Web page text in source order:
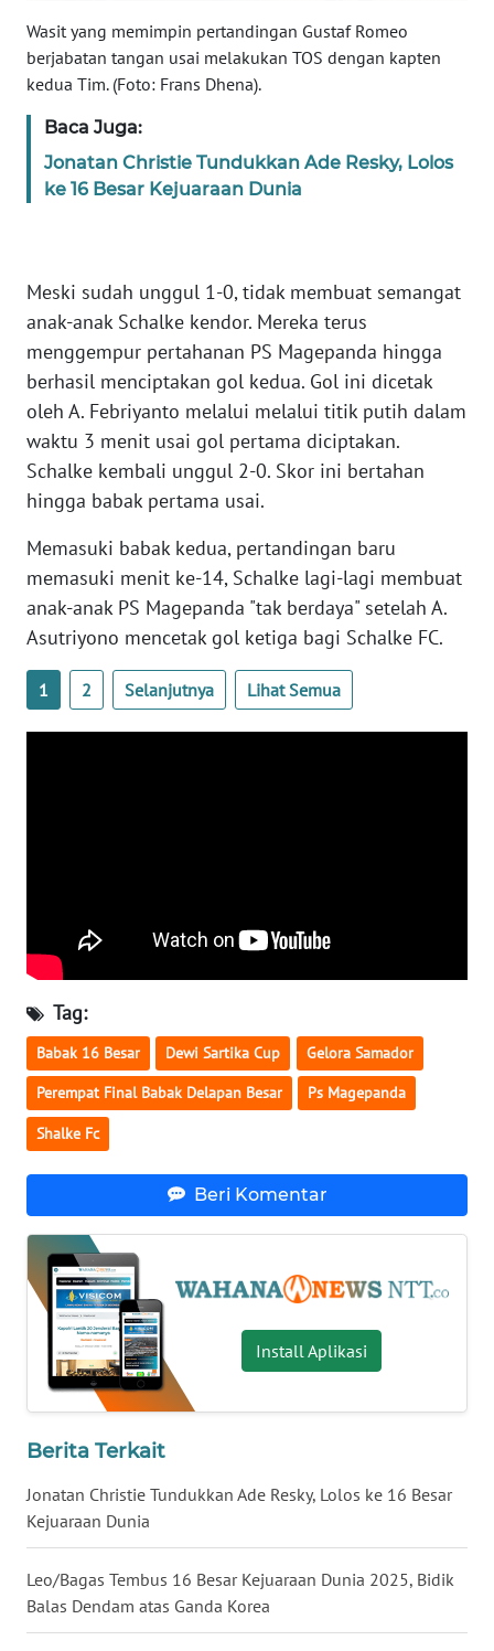
Wasit yang memimpin pertandingan Gustaf Romeo
berjabatan tangan usai melakukan TOS dengan kapten
kedua Tim. (Foto: Frans Dhena).
Baca Juga:
Jonatan Christie Tundukkan Ade Resky, Lolos
ke 16 Besar Kejuaraan Dunia
Meski sudah unggul 1-0, tidak membuat semangat
anak-anak Schalke kendor. Mereka terus
menggempur pertahanan PS Magepanda hingga
berhasil menciptakan gol kedua. Gol ini dicetak
oleh A. Febriyanto melalui melalui titik putih dalam
waktu 3 menit usai gol pertama diciptakan.
Schalke kembali unggul 2-0. Skor ini bertahan
hingga babak pertama usai.
Memasuki babak kedua, pertandingan baru
memasuki menit ke-14, Schalke lagi-lagi membuat
anak-anak PS Magepanda "tak berdaya" setelah A.
Asutriyono mencetak gol ketiga bagi Schalke FC.
1 2 Selanjutnya Lihat Semua
Tag:
Babak 16 Besar Dewi Sartika Cup Gelora Samador
Perempat Final Babak Delapan Besar Ps Magepanda
Shalke Fc
Beri Komentar
Install Aplikasi
Berita Terkait
Jonatan Christie Tundukkan Ade Resky, Lolos ke 16 Besar
Kejuaraan Dunia
Leo/Bagas Tembus 16 Besar Kejuaraan Dunia 2025, Bidik
Balas Dendam atas Ganda Korea
WN
PAPUA
WN
PAPUA
BARAT
WN
WN
JAMBI
WN
SULTRA
NTB
WN
SULTENG
WN
WN
WN
BENGKULU
WN
WN
JATENG
WN
NUSANTARA
WN
WN
JATIM
WN